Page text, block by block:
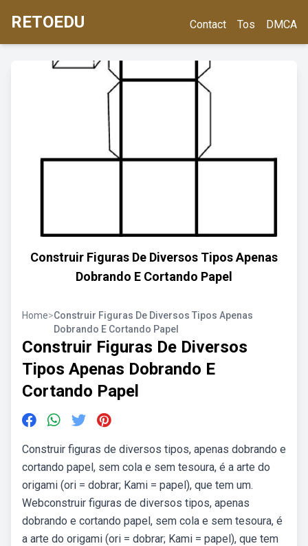
RETOEDU Contact Tos DMCA
Construir Figuras De Diversos Tipos Apenas
Dobrando E Cortando Papel
Home>Construir Figuras De Diversos Tipos Apenas
Dobrando E Cortando Papel
Construir Figuras De Diversos
Tipos Apenas Dobrando E
Cortando Papel
Construir figuras de diversos tipos, apenas dobrando e
cortando papel, sem cola e sem tesoura, é a arte do
origami (ori = dobrar; Kami = papel), que tem um.
Webconstruir figuras de diversos tipos, apenas
dobrando e cortando papel, sem cola e sem tesoura, é
a arte do origami (ori = dobrar; Kami = papel), que tem